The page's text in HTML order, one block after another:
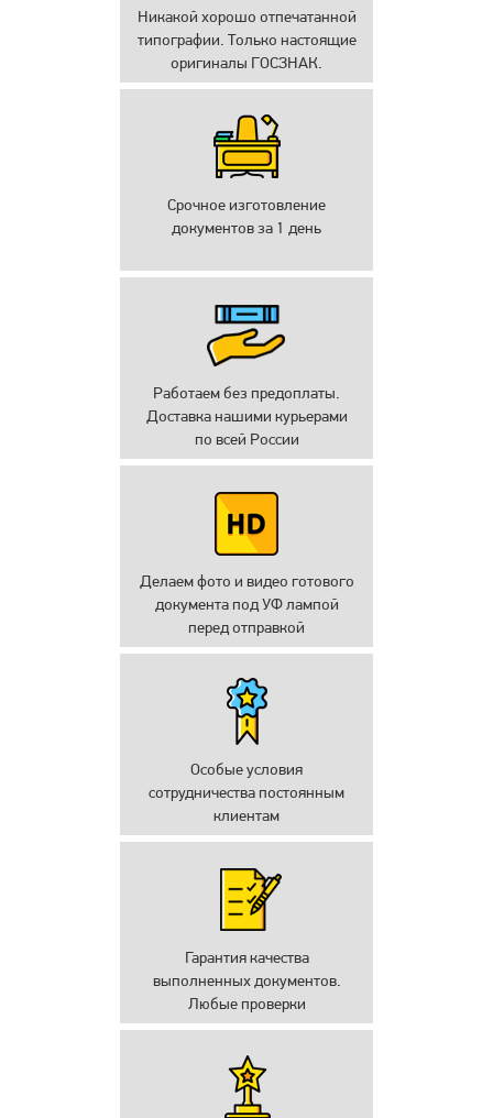
Никакой хорошо отпечатанной
типографии. Только настоящие
оригиналы ГОСЗНАК.
Срочное изготовление
документов за 1 день
Работаем без предоплаты.
Доставка нашими курьерами
по всей России
Делаем фото и видео готового
документа под УФ лампой
перед отправкой
Особые условия
сотрудничества постоянным
клиентам
Гарантия качества
выполненных документов.
Любые проверки